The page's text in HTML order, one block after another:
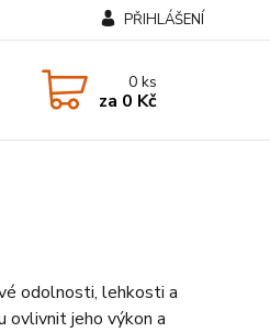
PŘIHLÁŠENÍ
0ks
za 0 Kč
odolnosti, lehkosti a
ovlivnit jeho výkon a